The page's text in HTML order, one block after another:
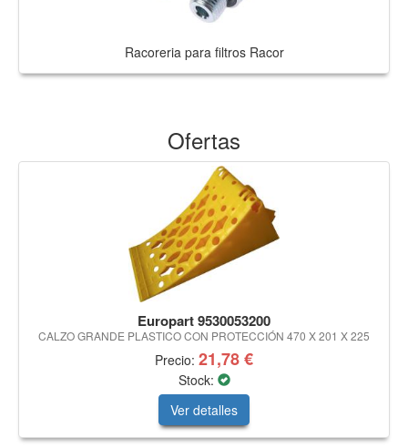
Racoreria para filtros Racor
Ofertas
Europart 9530053200
CALZO GRANDE PLASTICO CON PROTECCIÓN 470 X 201 X 225
Precio: 21,78 €
Stock:
Ver detalles